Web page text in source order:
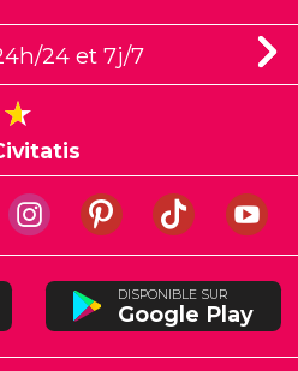
24 et 7j/7
DISPONIBLE SUR
Google Play